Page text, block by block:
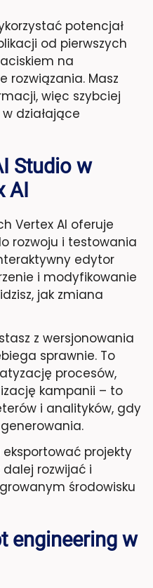
potencjał
od pierwszych
na
rozwiązania. Masz
więc szybciej
działające
Studio w
AI
Vertex AI oferuje
rozwoju i testowania
edytor
i modyfikowanie
jak zmiana
z wersjonowania
sprawnie. To
procesów,
kampanii – to
i analityków, gdy
projekty
dalej rozwijać i
środowisku
engineering w